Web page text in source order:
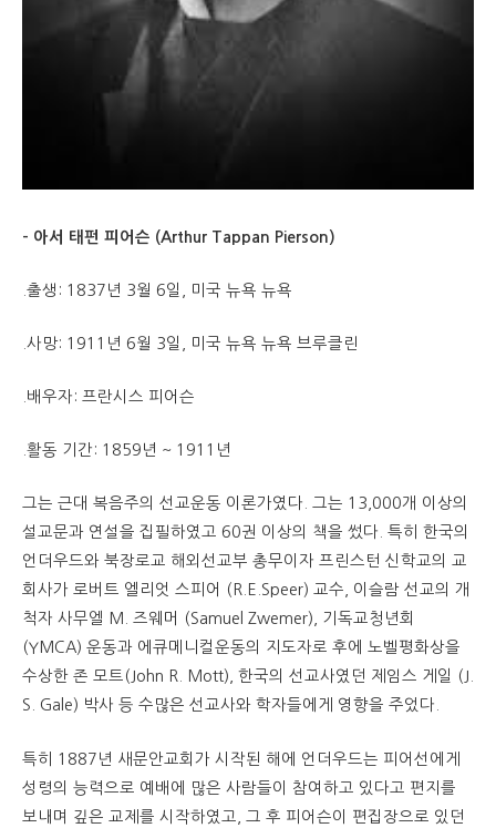
– 아서 태펀 피어슨 (Arthur Tappan Pierson)
.출생: 1837년 3월 6일, 미국 뉴욕 뉴욕
.사망: 1911년 6월 3일, 미국 뉴욕 뉴욕 브루클린
.배우자: 프란시스 피어슨
.활동 기간: 1859년 ~ 1911년
그는 근대 복음주의 선교운동 이론가였다. 그는 13,000개 이상의
설교문과 연설을 집필하였고 60권 이상의 책을 썼다. 특히 한국의
언더우드와 북장로교 해외선교부 총무이자 프린스턴 신학교의 교
회사가 로버트 엘리엇 스피어 (R.E.Speer) 교수, 이슬람 선교의 개
척자 사무엘 M. 즈웨머 (Samuel Zwemer), 기독교청년회
(YMCA) 운동과 에큐메니컬운동의 지도자로 후에 노벨평화상을
수상한 존 모트(John R. Mott), 한국의 선교사였던 제임스 게일 (J.
S. Gale) 박사 등 수많은 선교사와 학자들에게 영향을 주었다.
특히 1887년 새문안교회가 시작된 해에 언더우드는 피어선에게
성령의 능력으로 예배에 많은 사람들이 참여하고 있다고 편지를
보내며 깊은 교제를 시작하였고, 그 후 피어슨이 편집장으로 있던